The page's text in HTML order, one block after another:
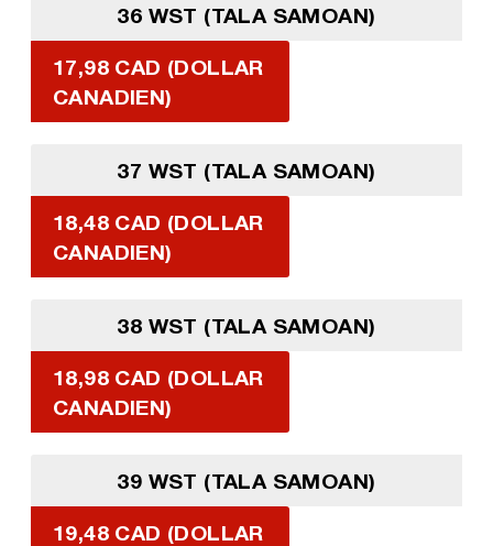
36 WST (TALA SAMOAN)
17,98 CAD (DOLLAR
CANADIEN)
37 WST (TALA SAMOAN)
18,48 CAD (DOLLAR
CANADIEN)
38 WST (TALA SAMOAN)
18,98 CAD (DOLLAR
CANADIEN)
39 WST (TALA SAMOAN)
19,48 CAD (DOLLAR